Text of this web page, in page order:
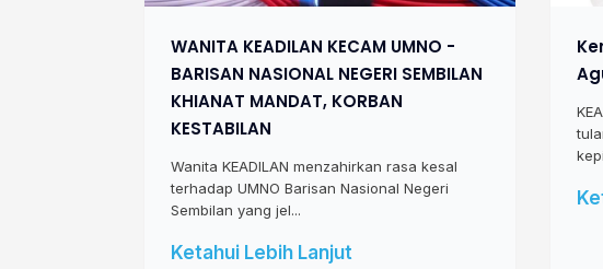
WANITA KEADILAN KECAM UMNO -
BARISAN NASIONAL NEGERI SEMBILAN
KHIANAT MANDAT, KORBAN
KESTABILAN
Wanita KEADILAN menzahirkan rasa kesal
terhadap UMNO Barisan Nasional Negeri
Sembilan yang jel...
Ketahui Lebih Lanjut